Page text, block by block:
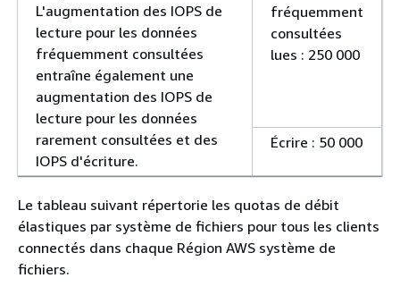
L'augmentation des IOPS de
lecture pour les données
fréquemment consultées
entraîne également une
augmentation des IOPS de
lecture pour les données
rarement consultées et des
IOPS d'écriture.
fréquemment
consultées
lues : 250 000
Écrire : 50 000
Le tableau suivant répertorie les quotas de débit
élastiques par système de fichiers pour tous les clients
connectés dans chaque Région AWS système de
fichiers.